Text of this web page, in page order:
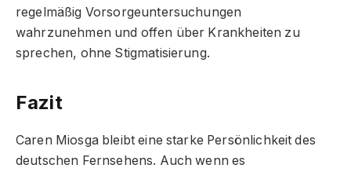
regelmäßig Vorsorgeuntersuchungen
wahrzunehmen und offen über Krankheiten zu
sprechen, ohne Stigmatisierung.
Fazit
Caren Miosga bleibt eine starke Persönlichkeit des
deutschen Fernsehens. Auch wenn es